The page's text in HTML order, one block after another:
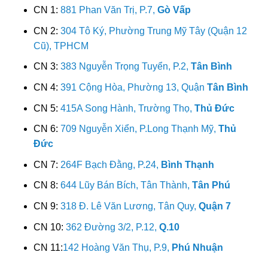
CN 1: 881 Phan Văn Trị, P.7, Gò Vấp
CN 2: 304 Tô Ký, Phường Trung Mỹ Tây (Quận 12
Cũ), TPHCM
CN 3: 383 Nguyễn Trọng Tuyển, P.2, Tân Bình
CN 4: 391 Cộng Hòa, Phường 13, Quận Tân Bình
CN 5: 415A Song Hành, Trường Thọ, Thủ Đức
CN 6: 709 Nguyễn Xiển, P.Long Thạnh Mỹ, Thủ
Đức
CN 7: 264F Bạch Đằng, P.24, Bình Thạnh
CN 8: 644 Lũy Bán Bích, Tân Thành, Tân Phú
CN 9: 318 Đ. Lê Văn Lương, Tân Quy, Quận 7
CN 10: 362 Đường 3/2, P.12, Q.10
CN 11:142 Hoàng Văn Thụ, P.9, Phú Nhuận